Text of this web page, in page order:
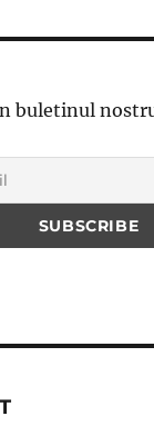
buletinul